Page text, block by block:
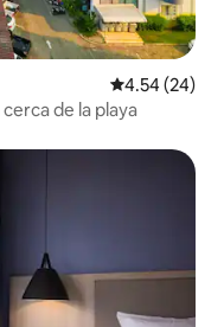
Calificación
4.54 (24)
de la playa